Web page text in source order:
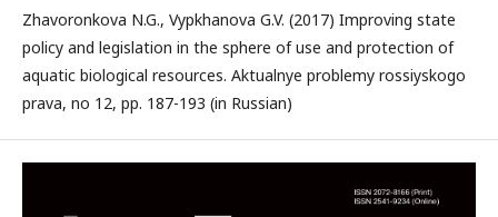
Zhavoronkova N.G., Vypkhanova G.V. (2017) Improving state
policy and legislation in the sphere of use and protection of
aquatic biological resources. Aktualnye problemy rossiyskogo
prava, no 12, pp. 187-193 (in Russian)